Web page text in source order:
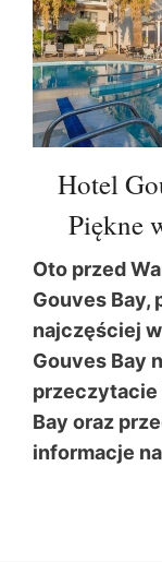
Hotel
Piękne
Oto przed
Gouves
najczęściej
Gouves Bay
przeczytacie
Bay oraz
informacje